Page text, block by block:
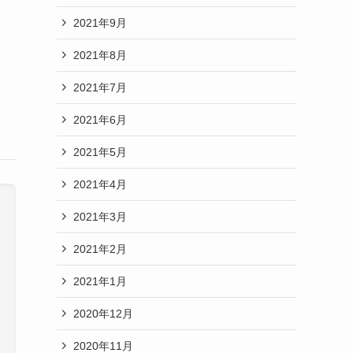
2021年9月
2021年8月
2021年7月
2021年6月
2021年5月
2021年4月
2021年3月
2021年2月
2021年1月
2020年12月
2020年11月